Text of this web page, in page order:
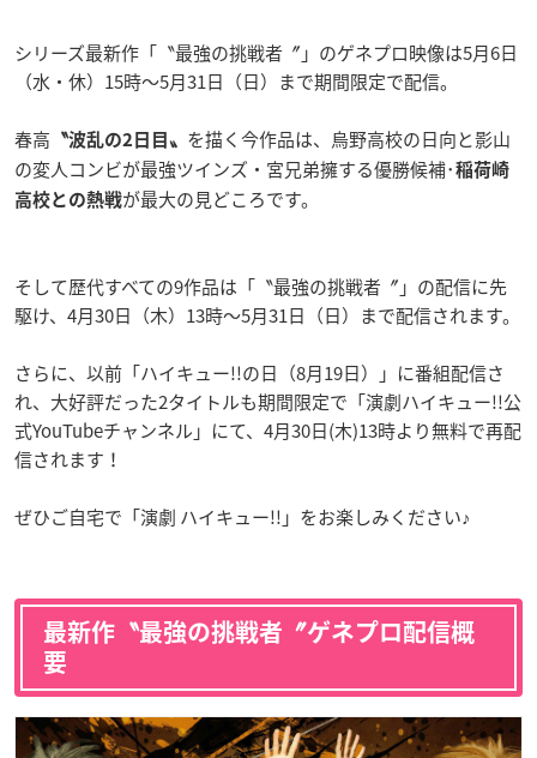
シリーズ最新作「〝最強の挑戦者〞」のゲネプロ映像は5月6日
（水・休）15時〜5月31日（日）まで期間限定で配信。
春高 〝波乱の2日目〟 を描く今作品は、烏野高校の日向と影山
の変人コンビが最強ツインズ・宮兄弟擁する優勝候補･ 稲荷崎
高校との熱戦が最大の見どころです。
そして歴代すべての9作品は「〝最強の挑戦者〞」の配信に先
駆け、4月30日（木）13時〜5月31日（日）まで配信されます。
さらに、以前「ハイキュー!!の日（8月19日）」に番組配信さ
れ、大好評だった2タイトルも期間限定で「演劇ハイキュー!!公
式YouTubeチャンネル」にて、4月30日(木)13時より無料で再配
信されます！
ぜひご自宅で「演劇 ハイキュー!!」をお楽しみください♪
最新作〝最強の挑戦者〞ゲネプロ配信概
要